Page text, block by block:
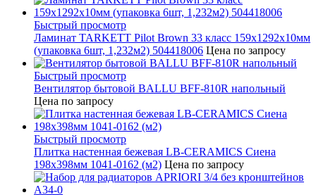
Быстрый просмотр
Ламинат TARKETT Pilot Brown 33 класс 159х1292х10мм
(упаковка 6шт, 1,232м2) 504418006 Цена по запросу
Быстрый просмотр
Вентилятор бытовой BALLU BFF-810R напольный
Цена по запросу
Быстрый просмотр
Плитка настенная бежевая LB-CERAMICS Сиена
198x398мм 1041-0162 (м2) Цена по запросу